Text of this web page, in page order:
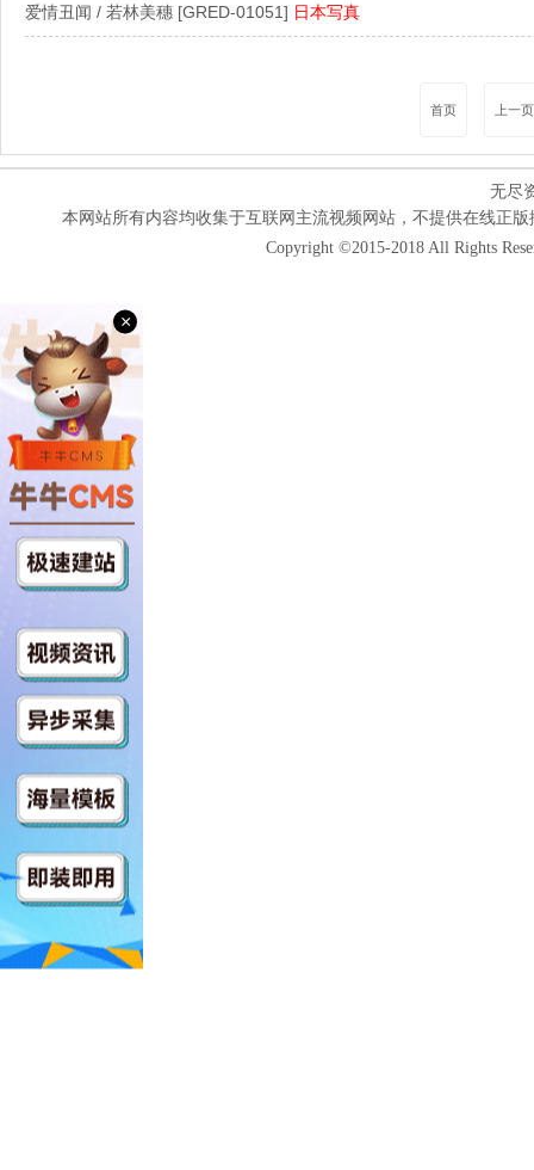
爱情丑闻 / 若林美穗 [GRED-01051] 日本写真
首页 上一页
无尽
本网站所有内容均收集于互联网主流视频网站，不提供在线正
Copyright ©2015-2018 All Rights
×